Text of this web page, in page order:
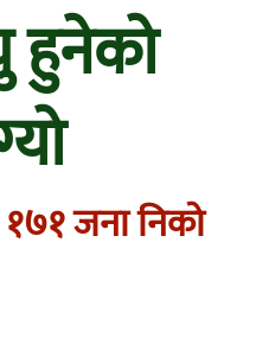
हुनेको
जना निको